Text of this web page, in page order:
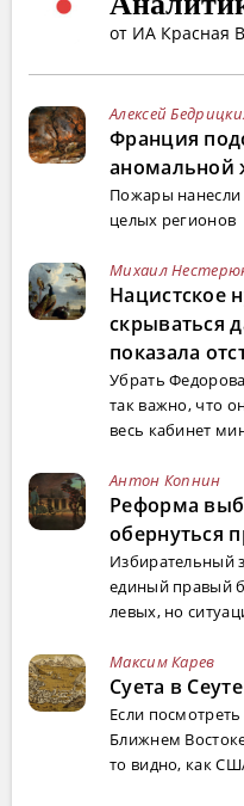
от ИА Красная
Алексей
Франция
аномальной
Пожары нанесли
целых регионов
Михаил
Нацистское
скрываться
показала
Убрать
так важно, что
весь кабинет
Антон Копнин
Реформа
обернуться
Избирательный
единый правый
левых, но
Максим Карев
Суета в Сеуте
Если
Ближнем
то видно, как